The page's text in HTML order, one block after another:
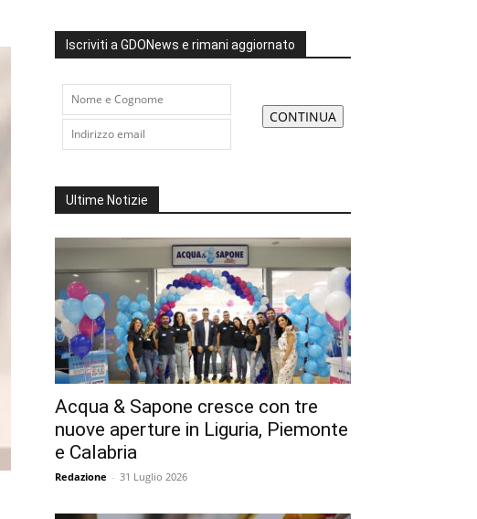
Iscriviti a GDONews e rimani aggiornato
Ultime Notizie
Acqua & Sapone cresce con tre
nuove aperture in Liguria, Piemonte
e Calabria
Redazione - 31 Luglio 2026